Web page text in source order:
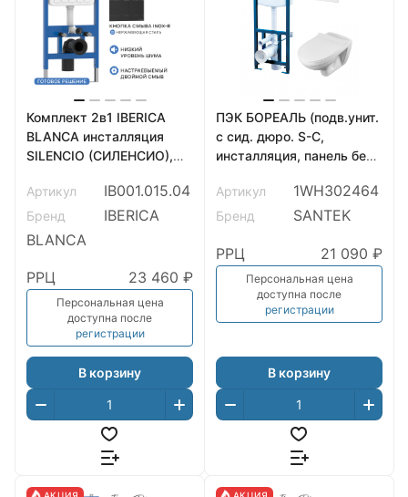
Комплект 2в1 IBERICA
BLANCA инсталляция
SILENCIO (СИЛЕНСИО),
(ИНОКС-Р) черный
матовый (IB001.015.04)
Артикул IB001.015.04
Бренд
IBERICA
BLANCA
РРЦ 23 460 ₽
Персональная цена
доступна после
регистрации
В корзину
ПЭК БОРЕАЛЬ (подв.унит.
с сид. дюро. S-C,
инсталляция, панель бел.
Артикул
1WH302464
Бренд SANTEK
РРЦ 21 090 ₽
Персональная цена
доступна после
регистрации
В корзину